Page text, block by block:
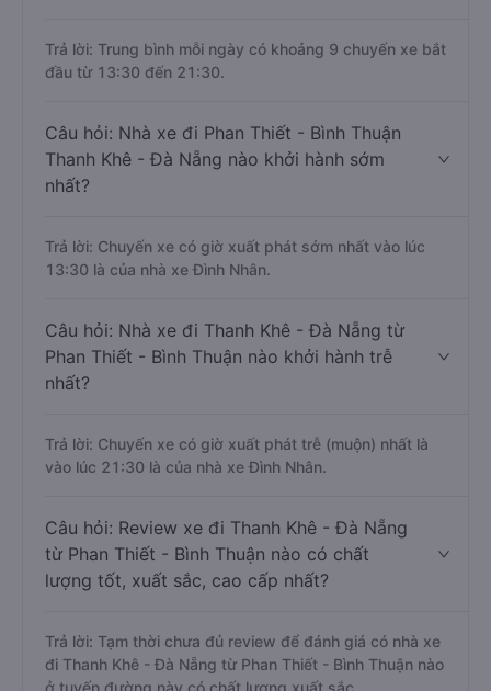
Trả lời: Trung bình mỗi ngày có khoảng 9 chuyến xe bắt
đầu từ 13:30 đến 21:30.
Câu hỏi: Nhà xe đi Phan Thiết - Bình Thuận
Thanh Khê - Đà Nẵng nào khởi hành sớm
nhất?
Trả lời: Chuyến xe có giờ xuất phát sớm nhất vào lúc
13:30 là của nhà xe Đình Nhân.
Câu hỏi: Nhà xe đi Thanh Khê - Đà Nẵng từ
Phan Thiết - Bình Thuận nào khởi hành trễ
nhất?
Trả lời: Chuyến xe có giờ xuất phát trễ (muộn) nhất là
vào lúc 21:30 là của nhà xe Đình Nhân.
Câu hỏi: Review xe đi Thanh Khê - Đà Nẵng
từ Phan Thiết - Bình Thuận nào có chất
lượng tốt, xuất sắc, cao cấp nhất?
Trả lời: Tạm thời chưa đủ review để đánh giá có nhà xe
đi Thanh Khê - Đà Nẵng từ Phan Thiết - Bình Thuận nào
ở tuyến đường này có chất lượng xuất sắc.